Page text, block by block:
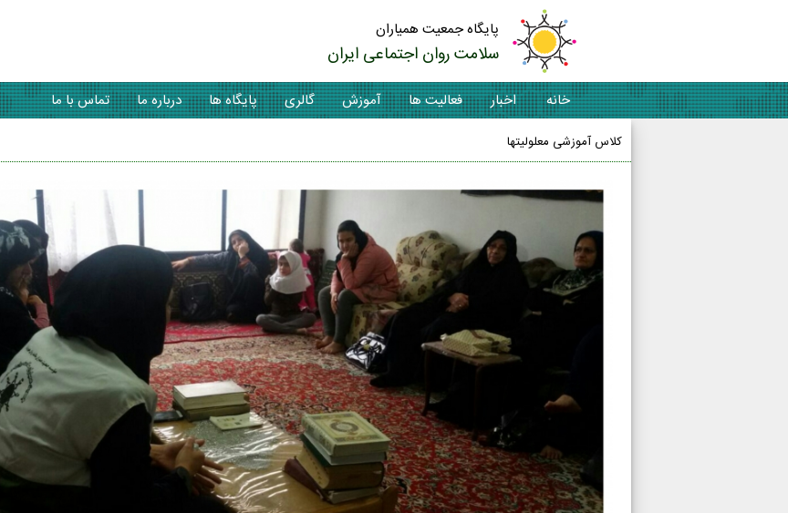
پایگاه جمعیت همیاران
سلامت روان اجتماعی ایران
خانه اخبار فعالیت ها آموزش گالری پایگاه ها درباره ما تماس با ما
کلاس آموزشی معلولیتها